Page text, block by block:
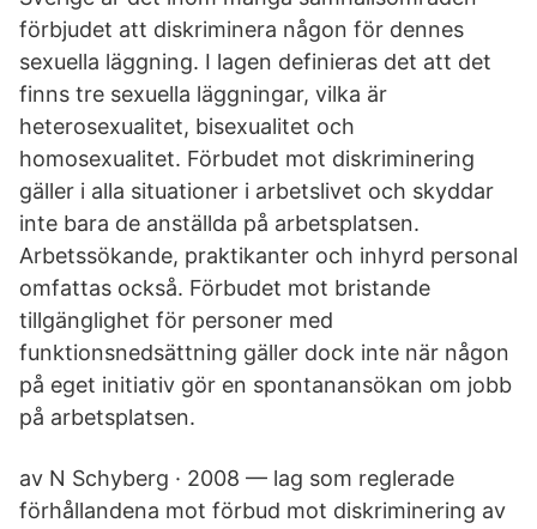
förbjudet att diskriminera någon för dennes
sexuella läggning. I lagen definieras det att det
finns tre sexuella läggningar, vilka är
heterosexualitet, bisexualitet och
homosexualitet. Förbudet mot diskriminering
gäller i alla situationer i arbetslivet och skyddar
inte bara de anställda på arbetsplatsen.
Arbetssökande, praktikanter och inhyrd personal
omfattas också. Förbudet mot bristande
tillgänglighet för personer med
funktionsnedsättning gäller dock inte när någon
på eget initiativ gör en spontanansökan om jobb
på arbetsplatsen.
av N Schyberg · 2008 — lag som reglerade
förhållandena mot förbud mot diskriminering av